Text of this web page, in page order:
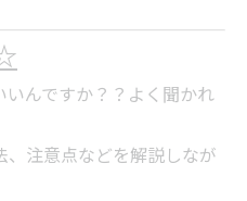
んですか？？よく聞かれ
、注意点などを解説しなが